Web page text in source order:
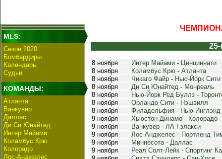
MLS:
Сезон 2020
Бомбардиры
Календарь
Судьи
КОМАНДЫ:
Атланта
Ванкувер
Даллас
Ди Си Юнайтед
Интер Майами
Коламбус Крю
Колорадо
Лос-Анджелес
8 ноября Интер Майами - Цинциннати
8 ноября
Коламбус Крю - Атланта
8 ноября
Чикаго Файр - Нью-Йорк Сити
8 ноября
Ди Си Юнайтед - Монреаль
8 ноября
Нью-Йорк Ред Буллз -
8 ноября
Орландо Сити - Нэшвилл
8 ноября
Филадельфия - Нью-Инглэнд
9 ноября
Хьюстон Динамо - Колорадо
9 ноября
Ванкувер - ЛА Гэлакси
9 ноября
Лос-Анджелес - Портленд
9 ноября
Миннесота- Даллас
9 ноября
Реал Солт-Лейк - Спортинг